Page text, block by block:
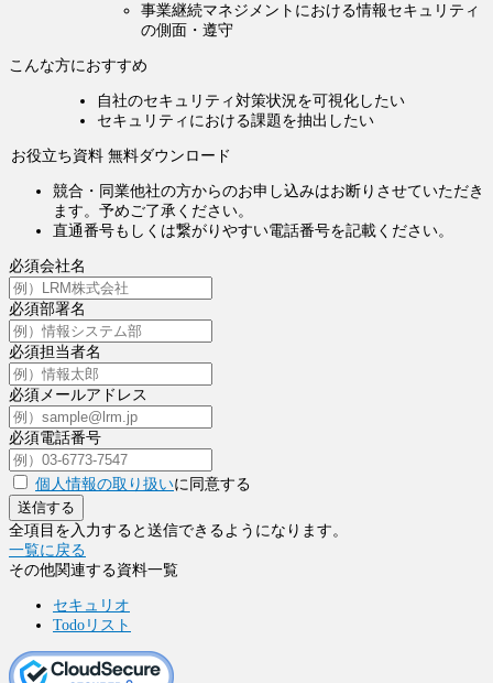
事業継続マネジメントにおける情報セキュリティ
の側面・遵守
こんな方におすすめ
自社のセキュリティ対策状況を可視化したい
セキュリティにおける課題を抽出したい
お役立ち資料 無料ダウンロード
競合・同業他社の方からのお申し込みはお断りさせていただき
ます。予めご了承ください。
直通番号もしくは繋がりやすい電話番号を記載ください。
必須会社名
必須部署名
必須担当者名
必須 メールアドレス
必須電話番号
個人情報の取り扱いに同意する
送信する
全項目を入力すると送信できるようになります。
一覧に戻る
その他関連する資料一覧
セキュリオ
Todoリスト